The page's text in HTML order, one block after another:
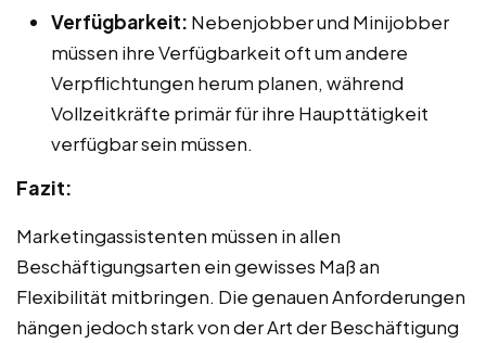
Verfügbarkeit: Nebenjobber und Minijobber
müssen ihre Verfügbarkeit oft um andere
Verpflichtungen herum planen, während
Vollzeitkräfte primär für ihre Haupttätigkeit
verfügbar sein müssen.
Fazit:
Marketingassistenten müssen in allen
Beschäftigungsarten ein gewisses Maß an
Flexibilität mitbringen. Die genauen Anforderungen
hängen jedoch stark von der Art der Beschäftigung